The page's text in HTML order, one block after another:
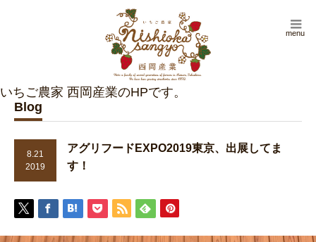
menu
Blog
8.21
2019
アグリフードEXPO2019東京、出展してま
す！